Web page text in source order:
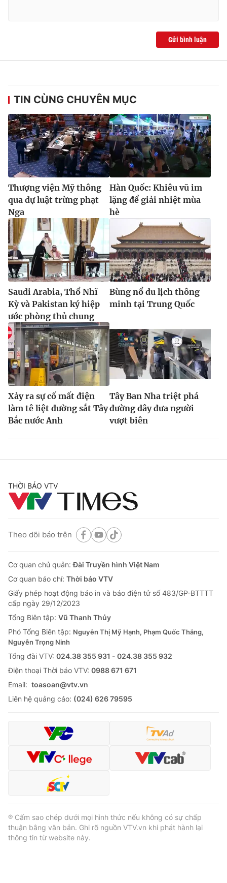
Gửi bình luận
TIN CÙNG CHUYÊN MỤC
Thượng viện Mỹ thông
qua dự luật trừng phạt
Nga
Hàn Quốc: Khiêu vũ im
lặng để giải nhiệt mùa
hè
Saudi Arabia, Thổ Nhĩ
Kỳ và Pakistan ký hiệp
ước phòng thủ chung
Bùng nổ du lịch thông
minh tại Trung Quốc
Xảy ra sự cố mất điện
làm tê liệt đường sắt Tây
Bắc nước Anh
Tây Ban Nha triệt phá
đường dây đưa người
vượt biên
THỜI BÁO VTV
Theo dõi báo trên
Cơ quan chủ quản:Đài Truyền hình Việt Nam
Cơ quan báo chí: Thời báo VTV
Giấy phép hoạt động báo in và báo điện tử số 483/GP-BTTTT
cấp ngày 29/12/2023
Tổng Biên tập: Vũ Thanh Thủy
Phó Tổng Biên tập: Nguyễn Thị Mỹ Hạnh, Phạm Quốc Thắng,
Nguyễn Trọng Ninh
Tổng đài VTV: 024.38 355 931 - 024.38 355 932
Ðiện thoại Thời báo VTV: 0988 671 671
Email: toasoan@vtv.vn
Liên hệ quảng cáo: (024) 626 79595
® Cấm sao chép dưới mọi hình thức nếu không có sự chấp
thuận bằng văn bản. Ghi rõ nguồn VTV.vn khi phát hành lại
thông tin từ website này.